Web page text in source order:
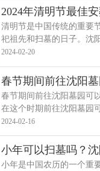
节当天是否可以安葬呢，
析。清明节是中国传统的
是祭祖扫墓的日子。沈阳
先的墓地，表达对逝去亲
您分析。清明节是中国传
一，也是祭祖扫墓的日子
前往祖先的墓地，表达对
敬意。大家都知道清明节
日，那么清明节当天是否
陵园网为您分析。
2024年清明节最佳
时候？
清明节是中国传统的重要
祀祖先和扫墓的日子。沈
清明前后，前往墓地祭拜
时间是什么时候呢？沈阳
最佳的安葬时间，一般需
个人信仰来决定，沈阳陵
解。
2024-02-20
春节期间前往沈阳
么饰品？
春节期间前往沈阳墓园可
在这个时期前往沈阳墓园
的饰品，以保护自己免受
以下沈阳陵园网关于一些
佩戴建议，供您参考。
2024-02-16
小年可以扫墓吗？
意事项
小年是中国农历的一个重